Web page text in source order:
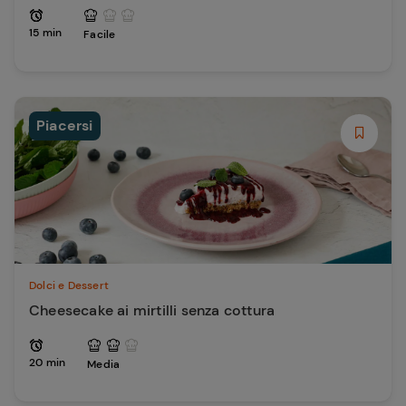
15 min Facile
Piacersi
Dolci e Dessert
Cheesecake ai mirtilli senza cottura
20 min Media